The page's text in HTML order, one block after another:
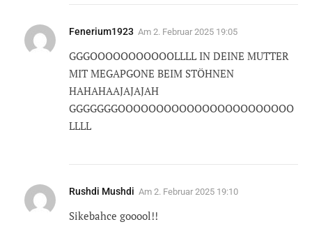
Fenerium1923 Am 2. Februar 2025 19:05
GGGOOOOOOOOOOOLLLL IN DEINE MUTTER
MIT MEGAPGONE BEIM STÖHNEN
HAHAHAAJAJAJAH
GGGGGGGOOOOOOOOOOOOOOOOOOOOOOO
LLLL
Rushdi Mushdi Am 2. Februar 2025 19:10
Sikebahce gooool!!